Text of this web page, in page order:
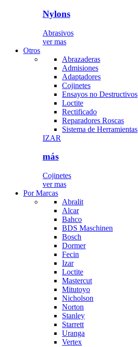
Nylons
Abrasivos
ver mas
Otros
Abrazaderas
Admisiones
Adaptadores
Cojinetes
Ensayos no Destructivos
Loctite
Rectificado
Reparadores Roscas
Sistema de Herramientas
IZAR
más
Cojinetes
ver mas
Por Marcas
Abralit
Alcar
Bahco
BDS Maschinen
Bosch
Dormer
Fecin
Izar
Loctite
Mastercut
Mitutoyo
Nicholson
Norton
Stanley
Starrett
Uranga
Vertex